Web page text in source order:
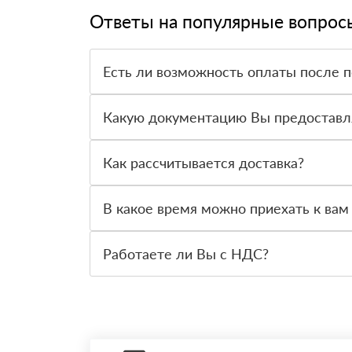
Ответы на популярные
Есть ли возможность оплаты после
вправе от него отказаться.
Какую документацию Вы
Как рассчитывается доставка?
стоимости и сроков доставки, которые
В какое время можно приехать к вам
Работаете ли Вы с НДС?